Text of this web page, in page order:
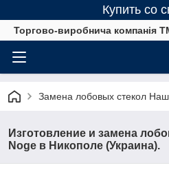
Купить со
Торгово-виробнича компанія
Замена лобовых стекол
Изготовление и замена
Noge в Никополе (Украина).